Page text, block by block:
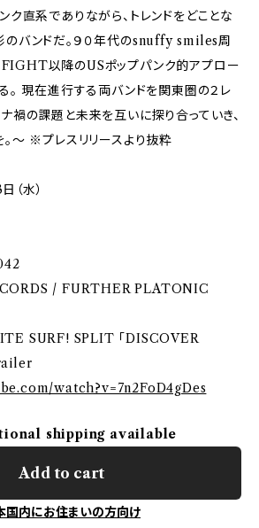
ク直系でありながら、トレンドをどことな
のバンドだ。９０年代のsnuffy smiles周
以降のUSポップパンク的アプロー
。 現在進行する両バンドを関東圏の２レ
禍の課題と未来を互いに探り合っていき、
～ ※プレスリリースより抜粋
（水）
/ FURTHER PLATONIC
SURF! SPLIT 「DISCOVER
watch?v=7n2FoD4gDes
shipping available
Add to cart
国内にお住まいの方向け